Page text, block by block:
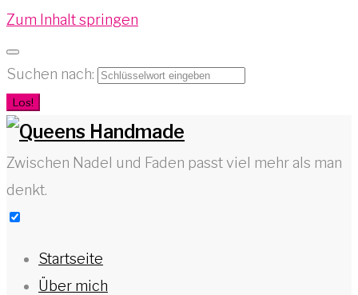
Zum Inhalt springen
Suchen nach:
Los!
Zwischen Nadel und Faden passt viel mehr als man
denkt.
Startseite
Über mich